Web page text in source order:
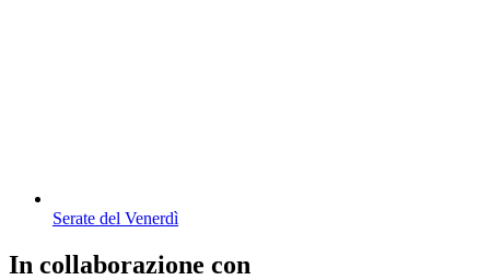
Serate del Venerdì
In collaborazione con